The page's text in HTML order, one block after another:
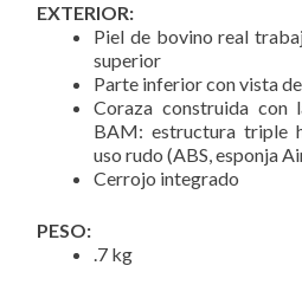
EXTERIOR:
Piel de bovino real
superior
Parte inferior con vista
Coraza construida con
BAM: estructura triple
uso rudo (ABS, esponja
Cerrojo integrado
PESO:
.7 kg